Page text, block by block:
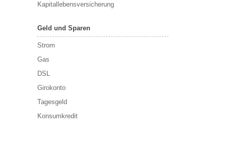
Kapitallebensversicherung
Geld und Sparen
Strom
Gas
DSL
Girokonto
Tagesgeld
Konsumkredit